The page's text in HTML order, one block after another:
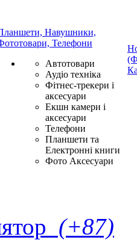
Навушники,
Телефони
Автотовари
Аудіо техніка
Фітнес-трекери і
аксесуари
Екшн камери і
аксесуари
Телефони
Планшети та
Електронні книги
Фото Аксесуари
(+87)